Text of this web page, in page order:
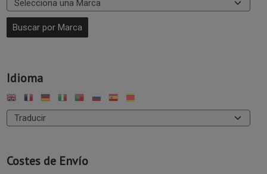
Idioma
Costes de Envío